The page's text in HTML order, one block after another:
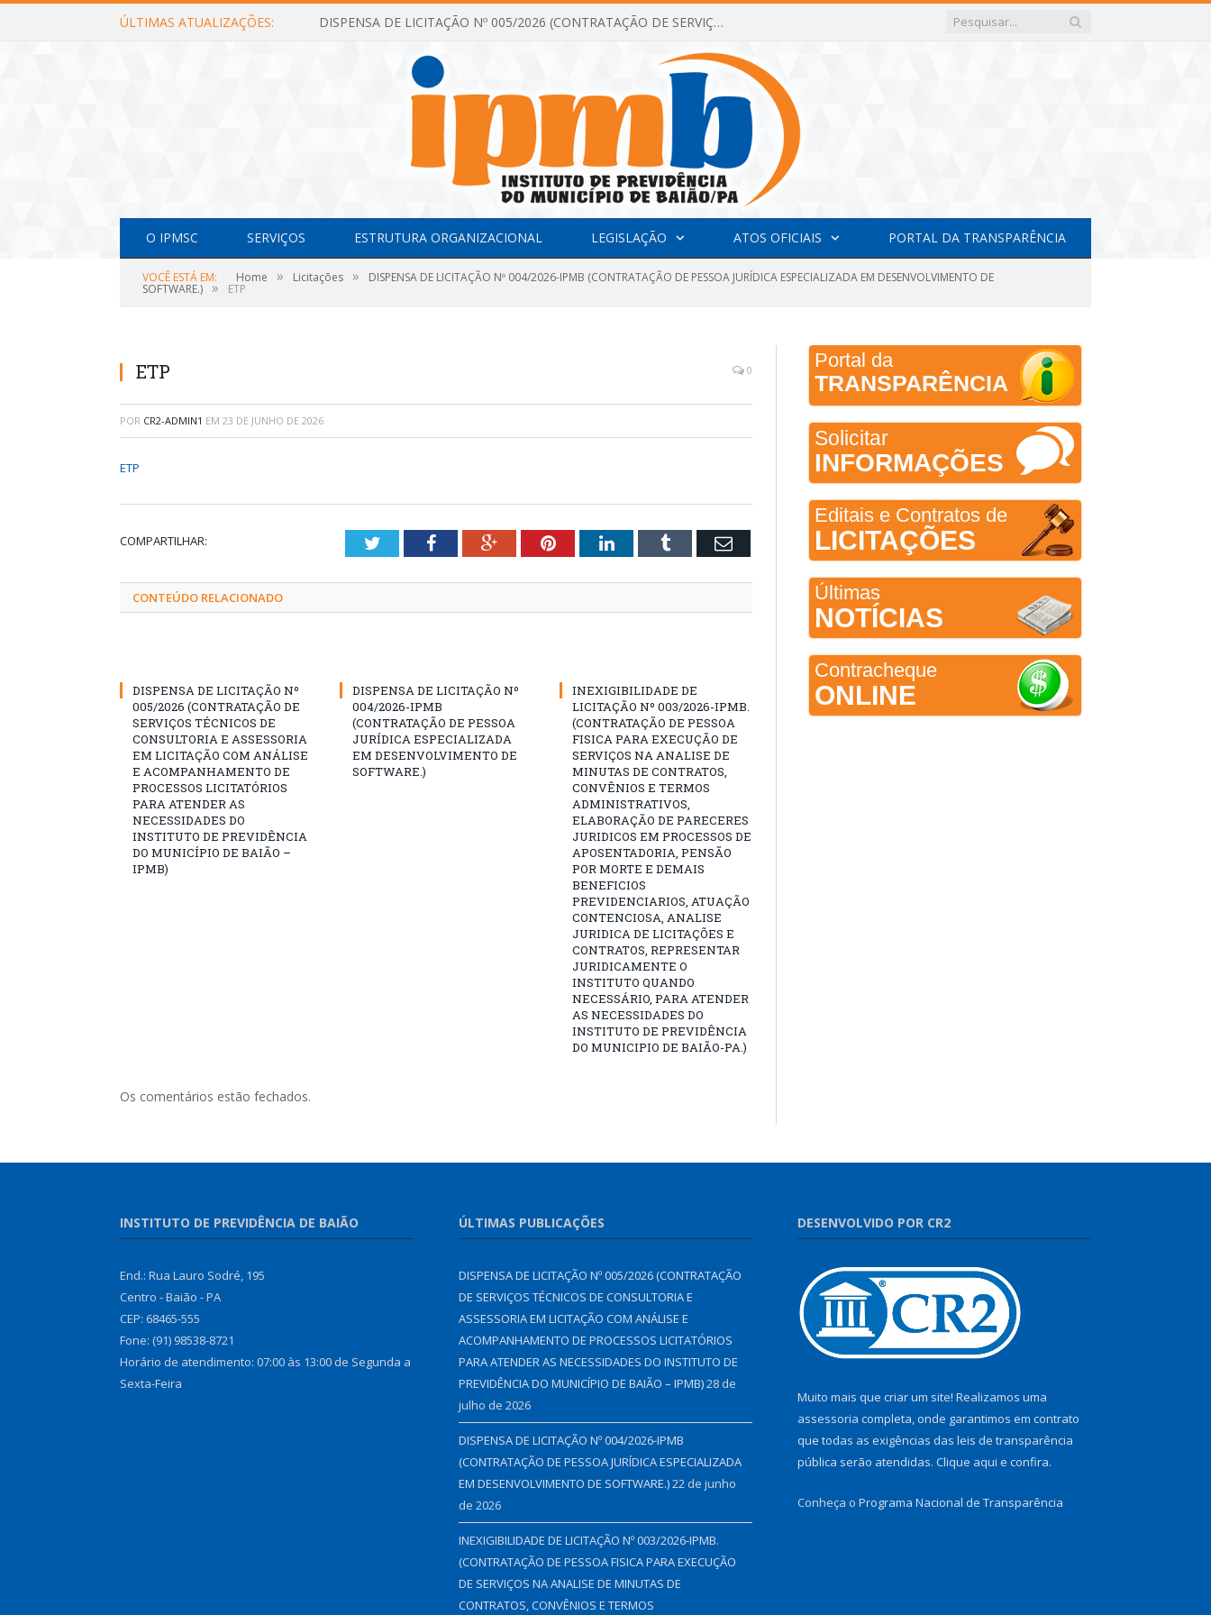
ÚLTIMAS ATUALIZAÇÕES: DISPENSA DE LICITAÇÃO Nº 005/2026 (CONTRATAÇÃO DE SERVIÇOS TÉCNICOS DE CONSULTORIA E ASSESSORIA EM LICITAÇÃO COM ANÁLISE E ACOMPANHAMENTO DE PROCESSOS LICITATÓRIOS PARA ATENDER AS NECESSIDADES DO INSTITUTO DE PREVIDÊNCIA DO MUNICÍPIO DE BAIÃO – IPMB)
O IPMSC SERVIÇOS ESTRUTURA ORGANIZACIONAL LEGISLAÇÃO ATOS OFICIAIS PORTAL DA TRANSPARÊNCIA
VOCÊ ESTÁ EM: Home » Licitações » DISPENSA DE LICITAÇÃO Nº 004/2026-IPMB (CONTRATAÇÃO DE PESSOA JURÍDICA ESPECIALIZADA EM DESENVOLVIMENTO DE
SOFTWARE.) » ETP
ETP 0
POR CR2-ADMIN1 EM 23 DE JUNHO DE 2026
ETP
COMPARTILHAR: TwitterFacebookGoogle+PinterestLinkedInTumblr Email
CONTEÚDO RELACIONADO
DISPENSA DE LICITAÇÃO Nº
005/2026 (CONTRATAÇÃO DE
SERVIÇOS TÉCNICOS DE
CONSULTORIA E ASSESSORIA
EM LICITAÇÃO COM ANÁLISE
E ACOMPANHAMENTO DE
PROCESSOS LICITATÓRIOS
PARA ATENDER AS
NECESSIDADES DO
INSTITUTO DE PREVIDÊNCIA
DO MUNICÍPIO DE BAIÃO –
IPMB)
DISPENSA DE LICITAÇÃO Nº
004/2026-IPMB
(CONTRATAÇÃO DE PESSOA
JURÍDICA ESPECIALIZADA
EM DESENVOLVIMENTO DE
SOFTWARE.)
INEXIGIBILIDADE DE
LICITAÇÃO Nº 003/2026-IPMB.
(CONTRATAÇÃO DE PESSOA
FISICA PARA EXECUÇÃO DE
SERVIÇOS NA ANALISE DE
MINUTAS DE CONTRATOS,
CONVÊNIOS E TERMOS
ADMINISTRATIVOS,
ELABORAÇÃO DE PARECERES
JURIDICOS EM PROCESSOS DE
APOSENTADORIA, PENSÃO
POR MORTE E DEMAIS
BENEFICIOS
PREVIDENCIARIOS, ATUAÇÃO
CONTENCIOSA, ANALISE
JURIDICA DE LICITAÇÕES E
CONTRATOS, REPRESENTAR
JURIDICAMENTE O
INSTITUTO QUANDO
NECESSÁRIO, PARA ATENDER
AS NECESSIDADES DO
INSTITUTO DE PREVIDÊNCIA
DO MUNICIPIO DE BAIÃO-PA.)
Os comentários estão fechados.
Portal da
TRANSPARÊNCIA
Solicitar
INFORMAÇÕES
Editais e Contratos de
LICITAÇÕES
Últimas
NOTÍCIAS
Contracheque
ONLINE
INSTITUTO DE PREVIDÊNCIA DE BAIÃO
End.: Rua Lauro Sodré, 195
Centro - Baião - PA
CEP: 68465-555
Fone: (91) 98538-8721
Horário de atendimento: 07:00 às 13:00 de Segunda a
Sexta-Feira
ÚLTIMAS PUBLICAÇÕES
DISPENSA DE LICITAÇÃO Nº 005/2026 (CONTRATAÇÃO
DE SERVIÇOS TÉCNICOS DE CONSULTORIA E
ASSESSORIA EM LICITAÇÃO COM ANÁLISE E
ACOMPANHAMENTO DE PROCESSOS LICITATÓRIOS
PARA ATENDER AS NECESSIDADES DO INSTITUTO DE
PREVIDÊNCIA DO MUNICÍPIO DE BAIÃO – IPMB)28 de
julho de 2026
DISPENSA DE LICITAÇÃO Nº 004/2026-IPMB
(CONTRATAÇÃO DE PESSOA JURÍDICA ESPECIALIZADA
EM DESENVOLVIMENTO DE SOFTWARE.)22 de junho
de 2026
INEXIGIBILIDADE DE LICITAÇÃO Nº 003/2026-IPMB.
(CONTRATAÇÃO DE PESSOA FISICA PARA EXECUÇÃO
DE SERVIÇOS NA ANALISE DE MINUTAS DE
CONTRATOS, CONVÊNIOS E TERMOS
DESENVOLVIDO POR CR2
Muito mais que criar um site! Realizamos uma
assessoria completa, onde garantimos em contrato
que todas as exigências das leis de transparência
pública serão atendidas. Clique aqui e confira.
Conheça o Programa Nacional de Transparência